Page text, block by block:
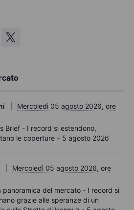
Mercoledì 05 agosto 2026, ore
Brief - I record si estendono,
le coperture – 5 agosto 2026
Mercoledì 05 agosto 2026, ore
panoramica del mercato - I record si
grazie alle speranze di un